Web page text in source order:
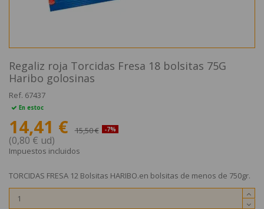
Regaliz roja Torcidas Fresa 18 bolsitas 75G
Haribo golosinas
Ref. 67437
En estoc
14,41 € 15,50 € -7%
(0,80 € ud)
Impuestos incluidos
TORCIDAS FRESA 12 Bolsitas HARIBO.en bolsitas de menos de 750gr.